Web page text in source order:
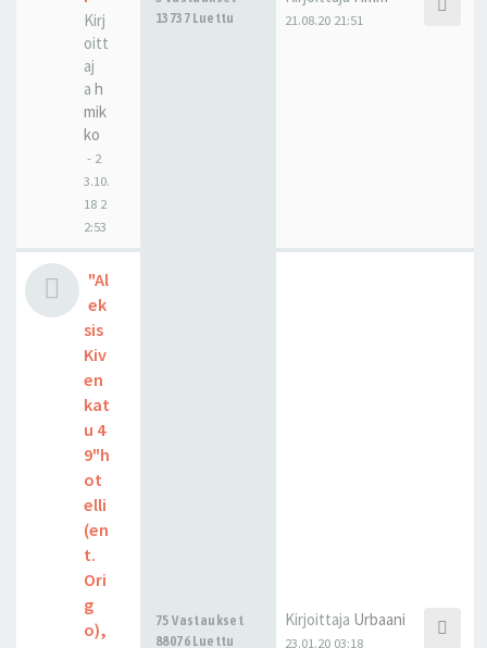
Kirj
oitt
aj
a h
mik
ko
- 2
3.10.
18 2
2:53
13737 Luettu
21.08.20 21:51
"Al
ek
sis
Kiv
en
kat
u 4
9"h
ot
elli
(en
t.
Ori
g
o),
75 Vastaukset
88076 Luettu
Kirjoittaja Urbaani
23.01.20 03:18